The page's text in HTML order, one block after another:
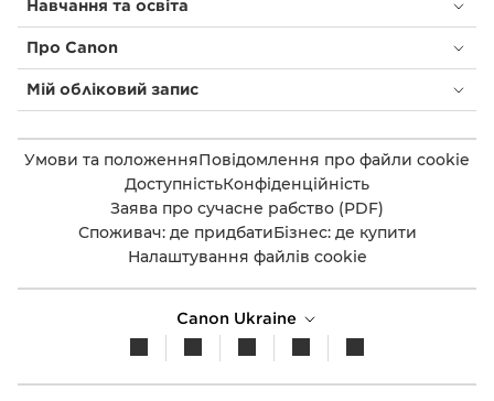
Навчання та освіта
Про Canon
Мій обліковий запис
Умови та положенняПовідомлення про файли cookie
ДоступністьКонфіденційність
Заява про сучасне рабство (PDF)
Споживач: де придбатиБізнес: де купити
Налаштування файлів cookie
Canon Ukraine